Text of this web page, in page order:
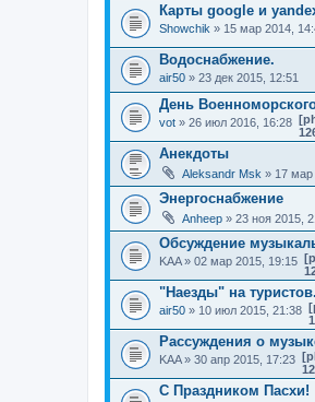
Карты google и
Showchik » 15 мар 2014,
Водоснабжение.
air50 » 23 дек 2015, 12:51
День
vot » 26 июл 2016, 16:28
Анекдоты
Aleksandr Msk » 17 мар
Энергоснабжение
Anheep » 23 ноя 2015,
Обсуждение
KAA» 02 мар 2015, 19:15
"Наезды" на туристов.
air50 » 10 июл 2015, 21:38
Рассуждения о
KAA» 30 апр 2015, 17:23
С Праздником Пасхи!